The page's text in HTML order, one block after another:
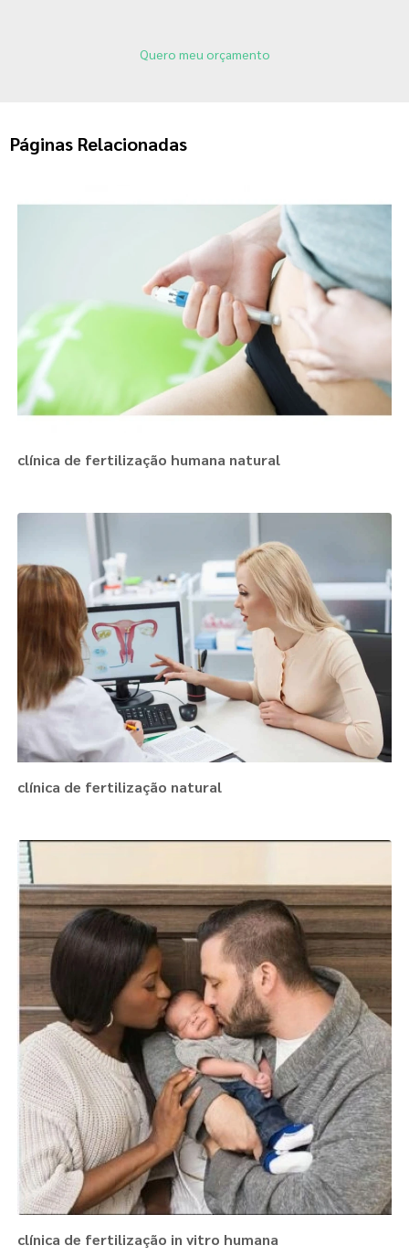
Quero meu orçamento
Páginas Relacionadas
clínica de fertilização humana natural
clínica de fertilização natural
clínica de fertilização in vitro humana